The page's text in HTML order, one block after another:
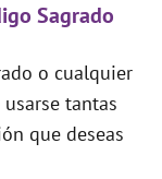
Sagrado
o cualquier
tantas
que deseas